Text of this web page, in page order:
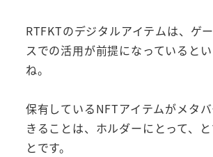
RTFKTのデジタルアイテムは、ゲ
スでの活用が前提になっていると
ね。
保有しているNFTアイテムがメタ
きることは、ホルダーにとって、
とです。